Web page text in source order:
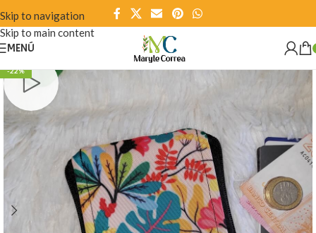
Skip to navigation
Skip to main content
MENÚ
-22%